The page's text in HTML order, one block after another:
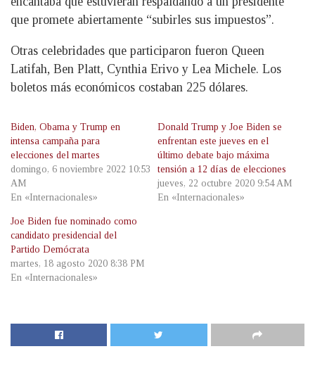
que promete abiertamente “subirles sus impuestos”.
Otras celebridades que participaron fueron Queen
Latifah, Ben Platt, Cynthia Erivo y Lea Michele. Los
boletos más económicos costaban 225 dólares.
Biden, Obama y Trump en
intensa campaña para
elecciones del martes
domingo, 6 noviembre 2022 10:53
AM
En «Internacionales»
Donald Trump y Joe Biden se
enfrentan este jueves en el
último debate bajo máxima
tensión a 12 días de elecciones
jueves, 22 octubre 2020 9:54 AM
En «Internacionales»
Joe Biden fue nominado como
candidato presidencial del
Partido Demócrata
martes, 18 agosto 2020 8:38 PM
En «Internacionales»